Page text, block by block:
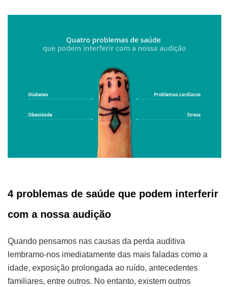
4 problemas de saúde que podem interferir
com a nossa audição
Quando pensamos nas causas da perda auditiva
lembramo-nos imediatamente das mais faladas como a
idade, exposição prolongada ao ruído, antecedentes
familiares, entre outros. No entanto, existem outros